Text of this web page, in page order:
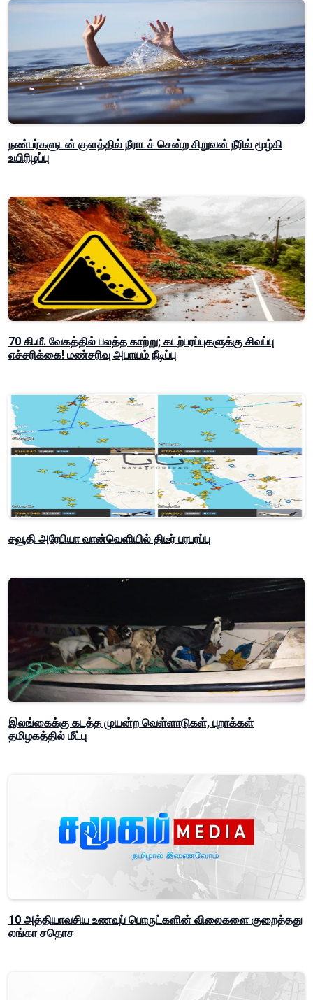
நண்பர்களுடன் குளத்தில் நீராடச் சென்ற சிறுவன் நீரில் மூழ்கி
உயிரிழப்பு
70 கி.மீ. வேகத்தில் பலத்த காற்று; கடற்பரப்புகளுக்கு சிவப்பு
எச்சரிக்கை! மண்சரிவு அபாயம் நீடிப்பு
சவூதி அரேபியா வான்வெளியில் திடீர் பரபரப்பு
இலங்கைக்கு கடத்த முயன்ற வெள்ளாடுகள், புறாக்கள்
தமிழகத்தில் மீட்பு
10 அத்தியாவசிய உணவுப் பொருட்களின் விலைகளை குறைத்தது
லங்கா சதொச